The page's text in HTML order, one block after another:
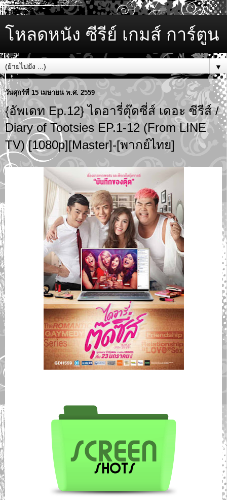
โหลดหนัง ซีรีย์ เกมส์ การ์ตูน
▼
วันศุกร์ที่ 15 เมษายน พ.ศ. 2559
{อัพเดท Ep.12} ไดอารี่ตุ๊ดซี่ส์ เดอะ ซีรีส์ /
Diary of Tootsies EP.1-12 (From LINE
TV) [1080p][Master]-[พากย์ไทย]